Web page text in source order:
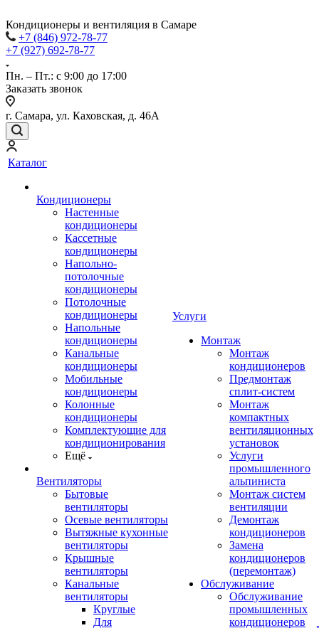
Кондиционеры и вентиляция в Самаре
+7 (846) 972-78-77
+7 (927) 692-78-77
Пн. – Пт.: с 9:00 до 17:00
Заказать звонок
г. Самара, ул. Каховская, д. 46А
Каталог
Кондиционеры
Настенные
кондиционеры
Кассетные
кондиционеры
Напольно-
потолочные
кондиционеры
Потолочные
кондиционеры
Напольные
кондиционеры
Канальные
кондиционеры
Мобильные
кондиционеры
Колонные
кондиционеры
Комплектующие для
кондиционирования
Ещё
Вентиляторы
Бытовые
вентиляторы
Осевые вентиляторы
Вытяжные кухонные
вентиляторы
Крышные
вентиляторы
Канальные
вентиляторы
Круглые
Для
Услуги
Монтаж
Монтаж
кондиционеров
Предмонтаж
сплит-систем
Монтаж
компактных
вентиляционных
установок
Услуги
промышленного
альпиниста
Монтаж систем
вентиляции
Демонтаж
кондиционеров
Замена
кондиционеров
(перемонтаж)
Обслуживание
Обслуживание
промышленных
кондиционеров